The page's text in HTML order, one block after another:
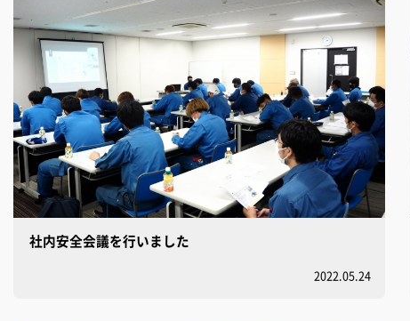
社内安全会議を行いました
2022.05.24